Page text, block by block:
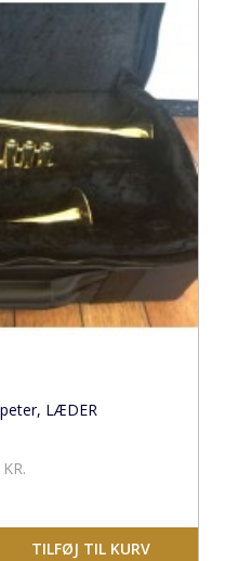
LÆDER
TILFØJ TIL KURV